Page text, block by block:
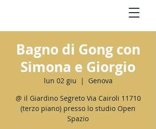
Bagno di Gong con
Simona e Giorgio
lun 02 giu
  |
Genova
@ il Giardino Segreto Via Cairoli 11710
(terzo piano) presso lo studio Open
Spazio